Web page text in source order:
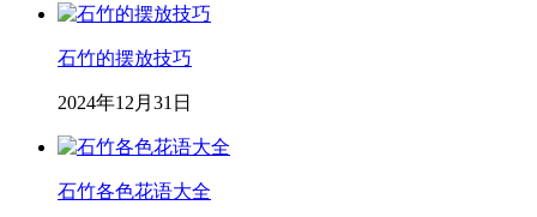
石竹的摆放技巧
2024年12月31日
石竹各色花语大全